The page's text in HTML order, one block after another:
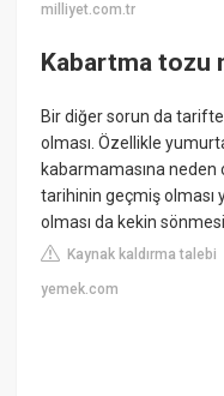
milliyet.com.tr
Kabartma tozu
Bir diğer sorun da
olması. Özellikle
kabarmamasına neden
tarihinin geçmiş olması
olması da kekin
Kaynak kaldırma talebi
yemek.com